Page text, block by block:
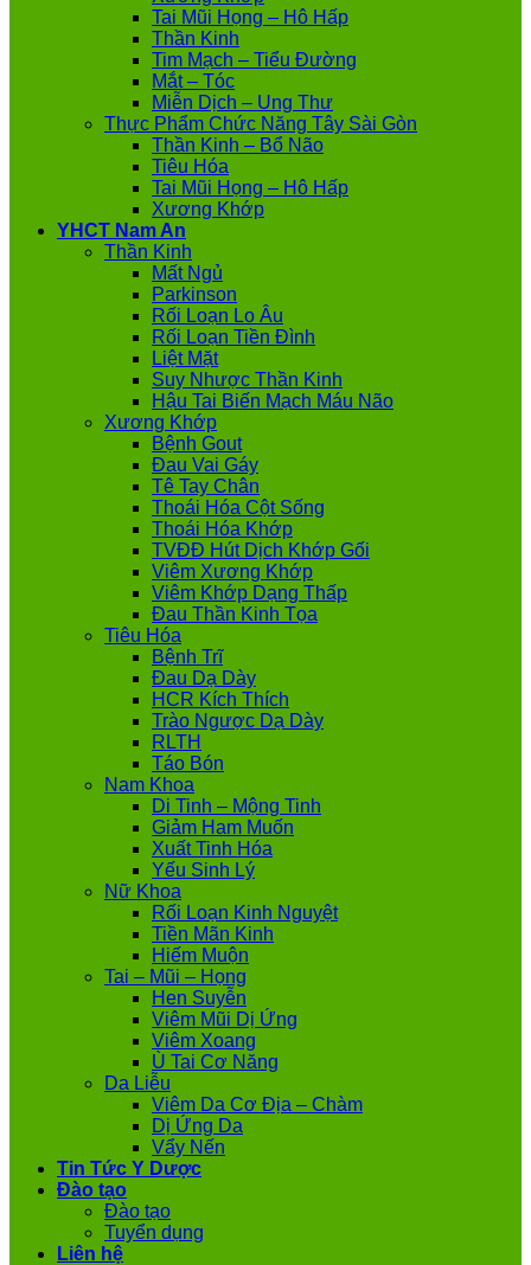
Tai Mũi Họng – Hô Hấp
Thần Kinh
Tim Mạch – Tiểu Đường
Mắt – Tóc
Miễn Dịch – Ung Thư
Thực Phẩm Chức Năng Tây Sài Gòn
Thần Kinh – Bổ Não
Tiêu Hóa
Tai Mũi Họng – Hô Hấp
Xương Khớp
YHCT Nam An
Thần Kinh
Mất Ngủ
Parkinson
Rối Loạn Lo Âu
Rối Loạn Tiền Đình
Liệt Mặt
Suy Nhược Thần Kinh
Hậu Tai Biến Mạch Máu Não
Xương Khớp
Bệnh Gout
Đau Vai Gáy
Tê Tay Chân
Thoái Hóa Cột Sống
Thoái Hóa Khớp
TVĐĐ Hút Dịch Khớp Gối
Viêm Xương Khớp
Viêm Khớp Dạng Thấp
Đau Thần Kinh Tọa
Tiêu Hóa
Bệnh Trĩ
Đau Dạ Dày
HCR Kích Thích
Trào Ngược Dạ Dày
RLTH
Táo Bón
Nam Khoa
Di Tinh – Mộng Tinh
Giảm Ham Muốn
Xuất Tinh Hóa
Yếu Sinh Lý
Nữ Khoa
Rối Loạn Kinh Nguyệt
Tiền Mãn Kinh
Hiếm Muộn
Tai – Mũi – Họng
Hen Suyễn
Viêm Mũi Dị Ứng
Viêm Xoang
Ù Tai Cơ Năng
Da Liễu
Viêm Da Cơ Địa – Chàm
Dị Ứng Da
Vẩy Nến
Tin Tức Y Dược
Đào tạo
Đào tạo
Tuyển dụng
Liên hệ